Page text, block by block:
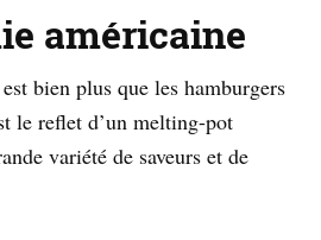
américaine
bien plus que les hamburgers
le reflet d’un melting-pot
variété de saveurs et de